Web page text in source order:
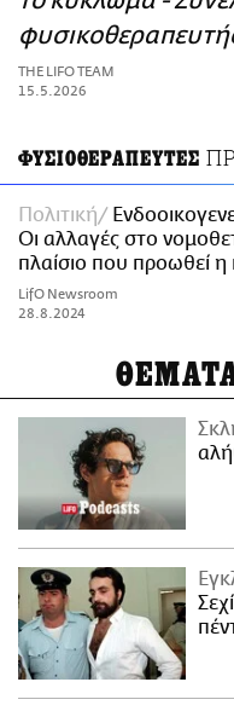
ΑΜΠΑ
PRINT
THE LIFO TEAM
15.5.2026
ΦΥΣΙΟΘΕΡΑΠΕΥΤΕΣ
Πολιτική
Οι αλλαγές στο
πλαίσιο που προωθεί
LifO Newsroom
28.8.2024